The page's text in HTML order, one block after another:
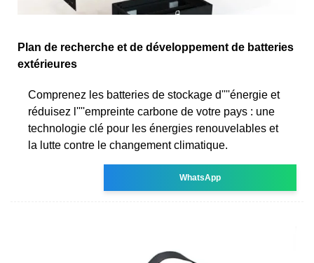
Plan de recherche et de développement de batteries
extérieures
Comprenez les batteries de stockage d''''énergie et
réduisez l''''empreinte carbone de votre pays : une
technologie clé pour les énergies renouvelables et
la lutte contre le changement climatique.
WhatsApp